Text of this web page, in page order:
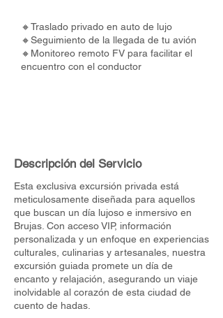
🔸Traslado privado en auto de lujo
🔸Seguimiento de la llegada de tu avión
🔸Monitoreo remoto FV para facilitar el
encuentro con el conductor
Descripción del Servicio
Esta exclusiva excursión privada está
meticulosamente diseñada para aquellos
que buscan un día lujoso e inmersivo en
Brujas. Con acceso VIP, información
personalizada y un enfoque en experiencias
culturales, culinarias y artesanales, nuestra
excursión guiada promete un día de
encanto y relajación, asegurando un viaje
inolvidable al corazón de esta ciudad de
cuento de hadas.